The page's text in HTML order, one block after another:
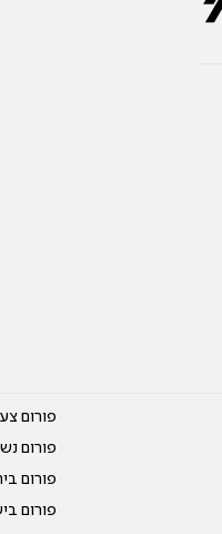
פורום
פורום
פורום
פורום